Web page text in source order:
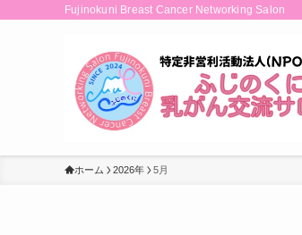
Fujinokuni Breast Cancer Networking Salon
ホーム 2026年 5月